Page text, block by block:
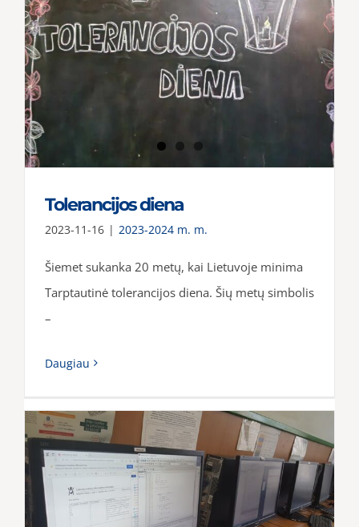
Tolerancijos diena
2023-11-16 | 2023-2024 m. m.
Šiemet sukanka 20 metų, kai Lietuvoje minima
Tarptautinė tolerancijos diena. Šių metų simbolis
–
Daugiau